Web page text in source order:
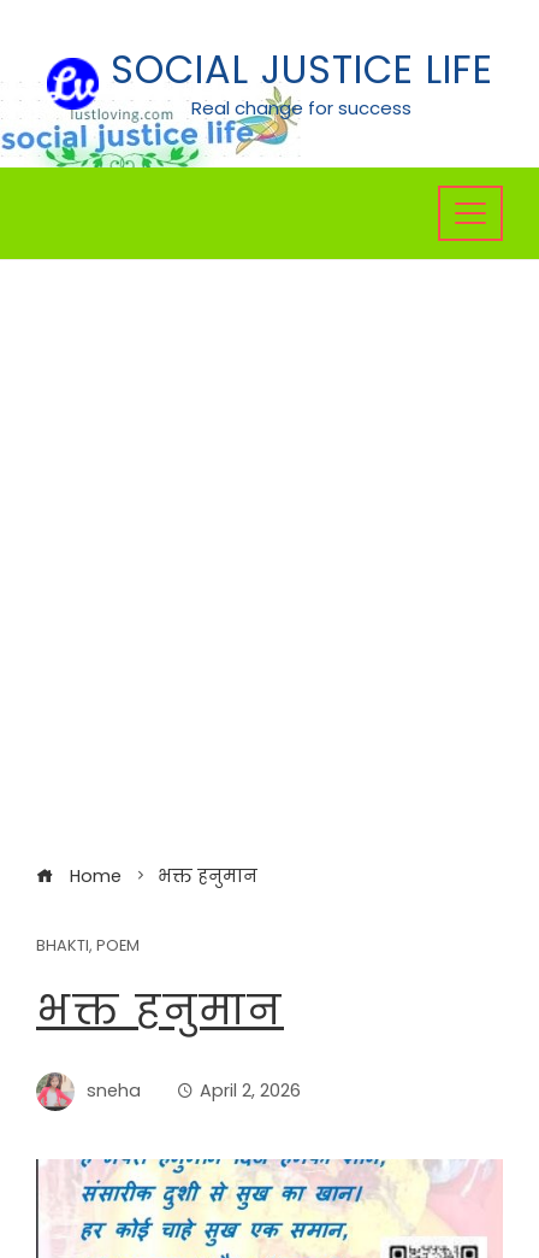
content
SOCIAL JUSTICE LIFE
Real change for success
Home भक्त हनुमान
BHAKTI, POEM
भक्त हनुमान
sneha April 2, 2026